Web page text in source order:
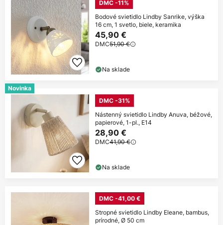
DMC -11%
Bodové svietidlo Lindby Sanrike, výška
16 cm, 1 svetlo, biele, keramika
45,90 €
DMC51,90 €
Na sklade
Novinka
DMC -31%
Nástenný svietidlo Lindby Anuva, béžové,
papierové, 1-pl., E14
28,90 €
DMC41,90 €
Na sklade
DMC -41,00 €
Stropné svietidlo Lindby Eleane, bambus,
prírodné, Ø 50 cm